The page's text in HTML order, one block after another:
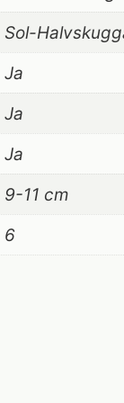
Sol-
Ja
Ja
Ja
9-11 cm
6